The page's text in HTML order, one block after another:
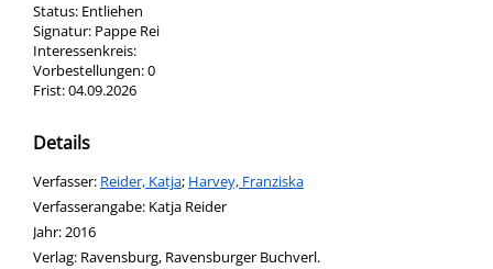
Status: Entliehen
Signatur: Pappe Rei
Interessenkreis:
Vorbestellungen:0
Frist:04.09.2026
Details
Verfasser: Suche nach diesem Verfasser
Reider, Katja; Harvey, Franziska
Verfasserangabe: Katja Reider
Jahr:2016
Verlag: Ravensburg, Ravensburger Buchverl.